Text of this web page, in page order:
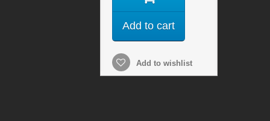
Add to cart
Add to wishlist